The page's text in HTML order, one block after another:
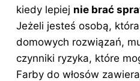
kiedy lepiej nie brać
Jeżeli jesteś osobą,
domowych rozwiązań,
czynniki ryzyka, które
Farby do włosów